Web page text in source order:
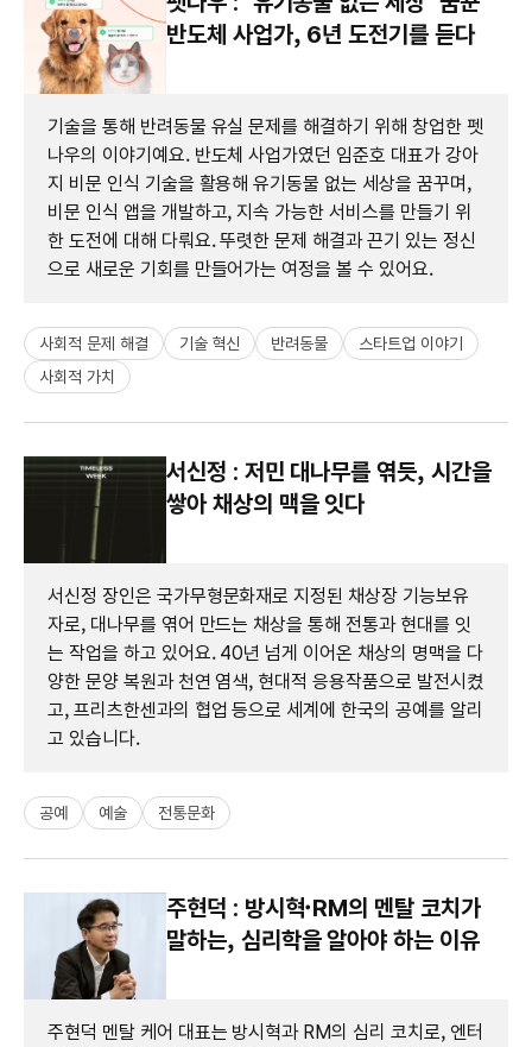
반도체 사업가, 6년 도전기를 듣다
기술을 통해 반려동물 유실 문제를 해결하기 위해 창업한 펫
나우의 이야기예요. 반도체 사업가였던 임준호 대표가 강아
지 비문 인식 기술을 활용해 유기동물 없는 세상을 꿈꾸며,
비문 인식 앱을 개발하고, 지속 가능한 서비스를 만들기 위
한 도전에 대해 다뤄요. 뚜렷한 문제 해결과 끈기 있는 정신
으로 새로운 기회를 만들어가는 여정을 볼 수 있어요.
사회적 문제 해결 기술 혁신 반려동물
스타트업 이야기
사회적 가치
서신정 : 저민 대나무를 엮듯, 시간을
쌓아 채상의 맥을 잇다
서신정 장인은 국가무형문화재로 지정된 채상장 기능보유
자로, 대나무를 엮어 만드는 채상을 통해 전통과 현대를 잇
는 작업을 하고 있어요. 40년 넘게 이어온 채상의 명맥을 다
양한 문양 복원과 천연 염색, 현대적 응용작품으로 발전시켰
고, 프리츠한센과의 협업 등으로 세계에 한국의 공예를 알리
고 있습니다.
공예 예술 전통문화
주현덕 : 방시혁·RM의 멘탈 코치가
말하는, 심리학을 알아야 하는 이유
주현덕 멘탈 케어 대표는 방시혁과 RM의 심리 코치로, 엔터